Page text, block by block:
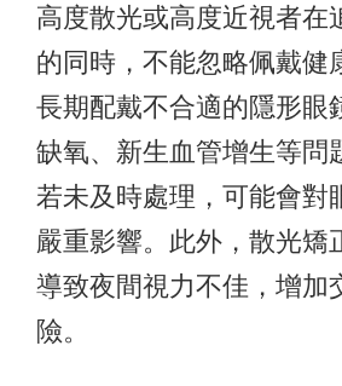
高度散光或高度近視者在
的同時，不能忽略佩戴健
長期配戴不合適的隱形眼
缺氧、新生血管增生等問
若未及時處理，可能會對
嚴重影響。此外，散光矯
導致夜間視力不佳，增加
險。